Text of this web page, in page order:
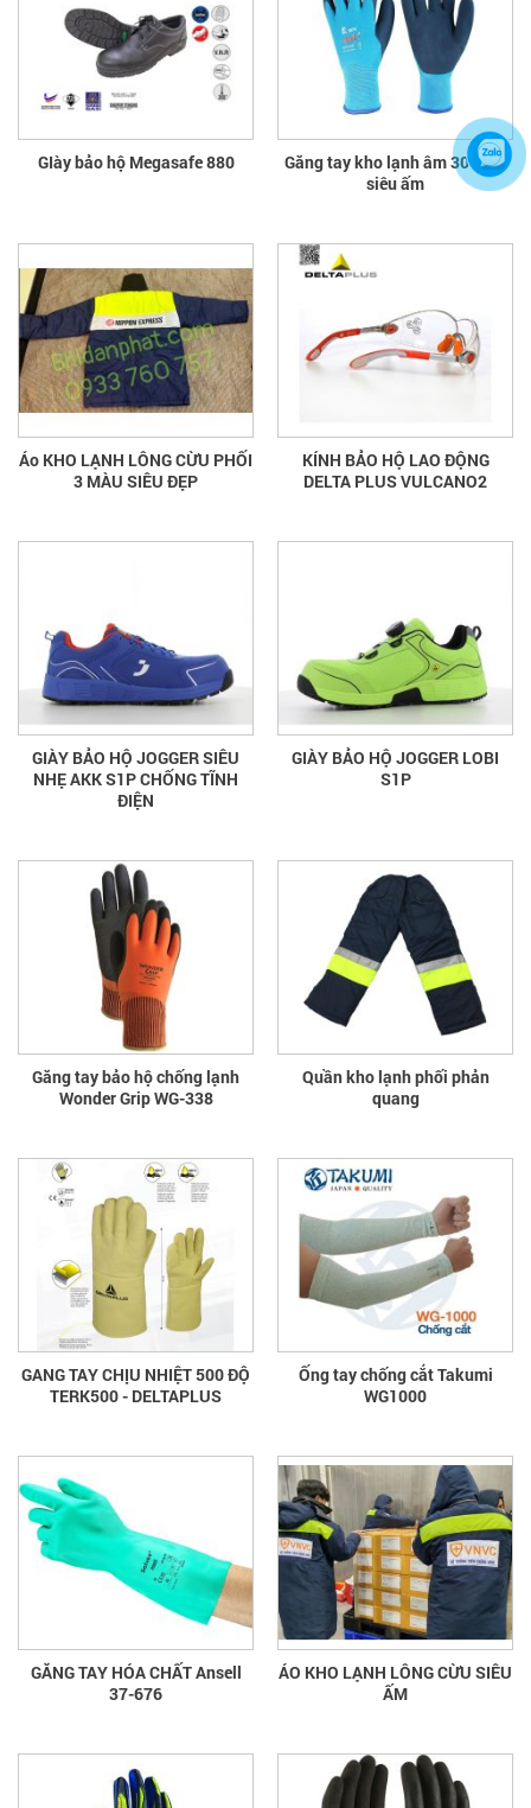
GIày bảo hộ Megasafe 880
Găng tay kho lạnh âm 30 độ C
siêu ấm
Áo KHO LẠNH LÔNG CỪU PHỐI
3 MÀU SIÊU ĐẸP
KÍNH BẢO HỘ LAO ĐỘNG
DELTA PLUS VULCANO2
GIÀY BẢO HỘ JOGGER SIÊU
NHẸ AKK S1P CHỐNG TĨNH
ĐIỆN
GIÀY BẢO HỘ JOGGER LOBI
S1P
Găng tay bảo hộ chống lạnh
Wonder Grip WG-338
Quần kho lạnh phối phản
quang
GANG TAY CHỊU NHIỆT 500 ĐỘ
TERK500 - DELTAPLUS
Ống tay chống cắt Takumi
WG1000
GĂNG TAY HÓA CHẤT Ansell
37-676
ÁO KHO LẠNH LÔNG CỪU SIÊU
ẤM